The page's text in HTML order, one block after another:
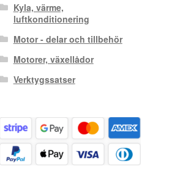
Kyla, värme,
luftkonditionering
Motor - delar och tillbehör
Motorer, växellådor
Verktygssatser